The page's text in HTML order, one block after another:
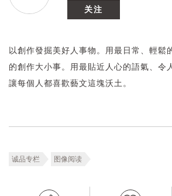
关注
以創作發掘美好人事物。用最日常、輕鬆
的創作大小事。用最貼近人心的語氣、令
讓每個人都喜歡藝文這塊沃土。
诚品专栏 图像阅读